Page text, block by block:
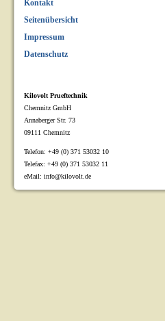
Kontakt
Seitenübersicht
Impressum
Datenschutz
Kilovolt Prueftechnik
Chemnitz GmbH
Annaberger Str. 73
09111 Chemnitz
Telefon: +49 (0) 371 53032 10
Telefax: +49 (0) 371 53032 11
eMail: info@kilovolt.de